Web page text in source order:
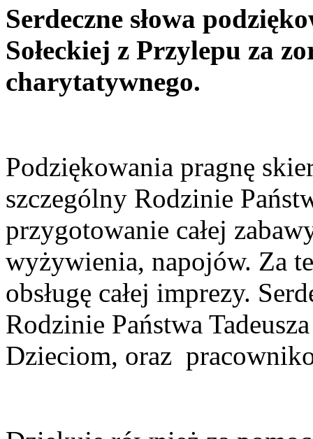
Serdeczne słowa
Sołeckiej z Przylepu za
charytatywnego.
Podziękowania pragnę
szczególny Rodzinie
przygotowanie całej
wyżywienia, napojów. Za
obsługę całej imprezy.
Rodzinie Państwa
Dzieciom, oraz